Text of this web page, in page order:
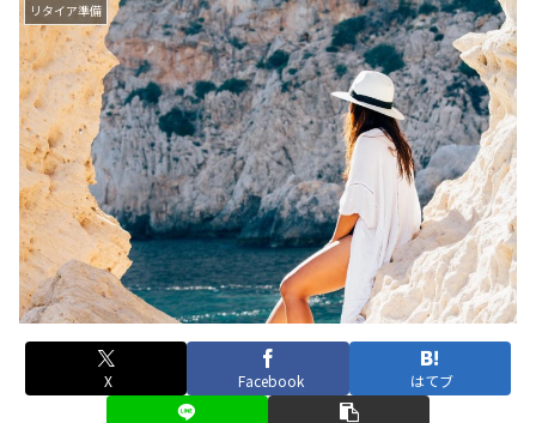
リタイア準備
X Facebook はてブ